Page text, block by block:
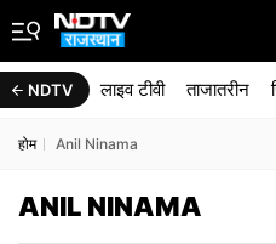
NDTV लाइव टीवी ताजातरीन
होम Anil Ninama
ANIL NINAMA